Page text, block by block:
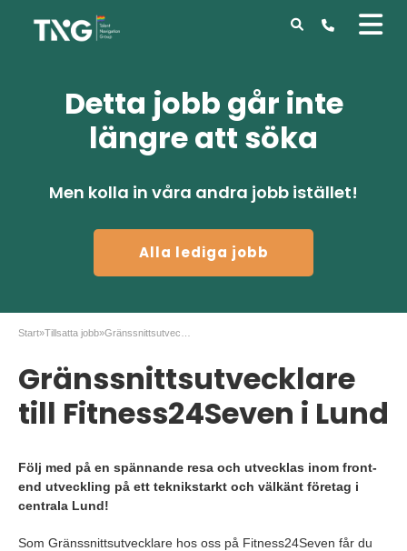
Detta jobb går inte
längre att söka
Men kolla in våra andra jobb istället!
Alla lediga jobb
Start»Tillsatta jobb»
Gränssnittsutvecklare
till Fitness24Seven i Lund
Följ med på en spännande resa och utvecklas inom front-
end utveckling på ett teknikstarkt och välkänt företag i
centrala Lund!
Som Gränssnittsutvecklare hos oss på Fitness24Seven får du